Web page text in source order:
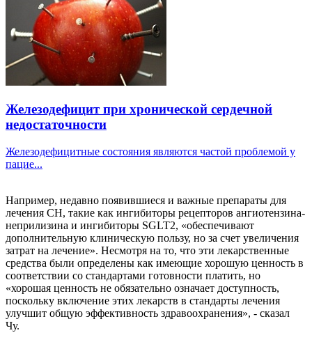
Железодефицит при хронической сердечной
недостаточности
Железодефицитные состояния являются частой проблемой у
пацие...
Например, недавно появившиеся и важные препараты для
лечения СН, такие как ингибиторы рецепторов ангиотензина-
неприлизина и ингибиторы SGLT2, «обеспечивают
дополнительную клиническую пользу, но за счет увеличения
затрат на лечение». Несмотря на то, что эти лекарственные
средства были определены как имеющие хорошую ценность в
соответствии со стандартами готовности платить, но
«хорошая ценность не обязательно означает доступность,
поскольку включение этих лекарств в стандарты лечения
улучшит общую эффективность здравоохранения», - сказал
Чу.